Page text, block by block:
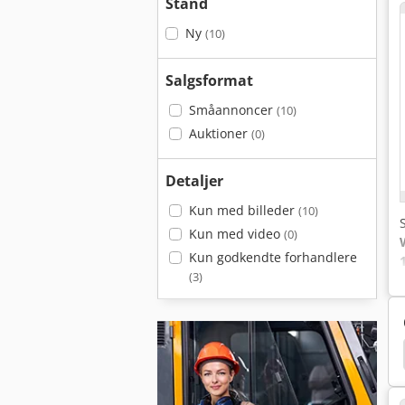
Ny (10)
Salgsformat
Småannoncer (10)
Auktioner (0)
Detaljer
Kun med billeder (10)
Kun med video (0)
Kun godkendte forhandlere
(3)
Altendorf Wa 6